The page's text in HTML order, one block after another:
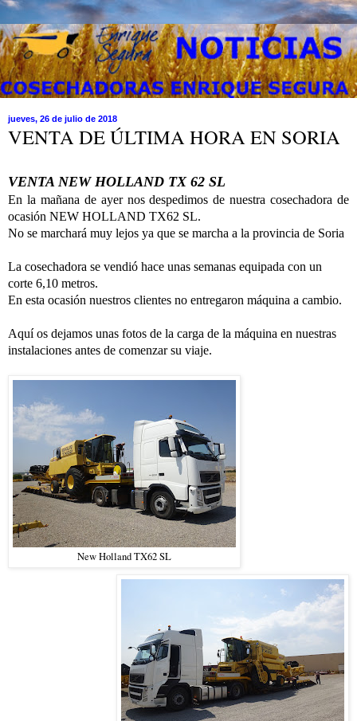
jueves, 26 de julio de 2018
VENTA DE ÚLTIMA HORA EN SORIA
VENTA NEW HOLLAND TX 62 SL
En la mañana de ayer nos despedimos de nuestra cosechadora de
ocasión NEW HOLLAND TX62 SL.
No se marchará muy lejos ya que se marcha a la provincia de Soria
La cosechadora se vendió hace unas semanas equipada con un
corte 6,10 metros.
En esta ocasión nuestros clientes no entregaron máquina a cambio.
Aquí os dejamos unas fotos de la carga de la máquina en nuestras
instalaciones antes de comenzar su viaje.
New Holland TX62 SL